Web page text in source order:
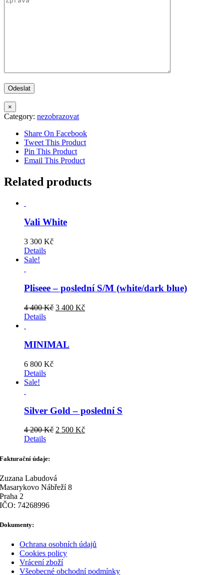
×
Category: nezobrazovat
Share On Facebook
Tweet This Product
Pin This Product
Email This Product
Related products
Vali White
3 300 Kč
Details
Sale!
Pliseee – poslední S/M (white/dark blue)
4 400Kč Original
400 Kč.
3 400 KčCurrent
Details
MINIMAL
6 800 Kč
Details
Sale!
Silver Gold – poslední S
4 200Kč Original
2 500 KčCurrent
Details
Fakturační údaje:
Zuzana Labudová
Masarykovo Nábřeží 8
Praha 2
IČO: 74268996
Dokumenty:
Ochrana osobních údajů
Cookies policy
Vrácení zboží
Všeobecné obchodní podmínky